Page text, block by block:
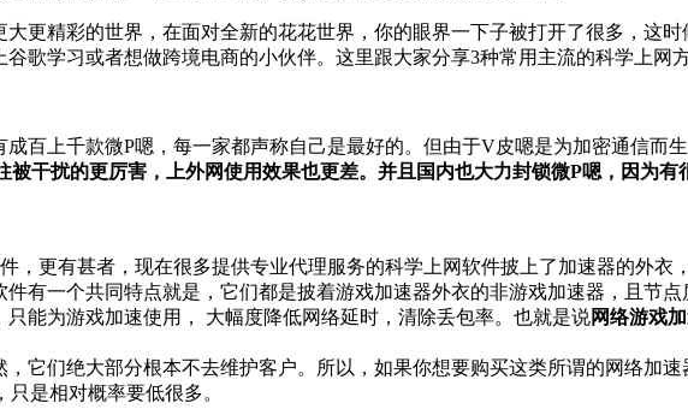
更精彩的世界，在面对全新的花花世界，你的眼界一下子被打开了很多，这时
歌学习或者想做跨境电商的小伙伴。这里跟大家分享3种常用主流的科学上网
百上千款微P嗯，每一家都声称自己是最好的。但由于V皮嗯是为加密通信而
被干扰的更厉害，上外网使用效果也更差。并且国内也大力封锁微P嗯，因为
，更有甚者，现在很多提供专业代理服务的科学上网软件披上了加速器的外衣
有一个共同特点就是，它们都是披着游戏加速器外衣的非游戏加速器，且节点
能为游戏加速使用， 大幅度降低网络延时，清除丢包率。也就是说网络游戏
它们绝大部分根本不去维护客户。所以，如果你想要购买这类所谓的网络加
是相对概率要低很多。